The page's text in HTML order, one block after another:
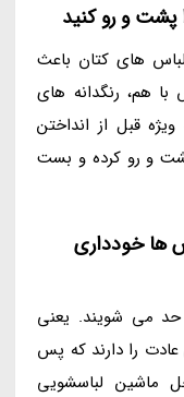
های کتان باعث
هم، رنگدانه های
قبل از انداختن
و رو کرده و بست
ها خودداری
حد می شویند. یعنی
را دارند که پس
ماشین لباسشویی